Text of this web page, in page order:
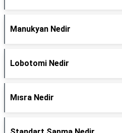
Manukyan Nedir
Lobotomi Nedir
Mısra Nedir